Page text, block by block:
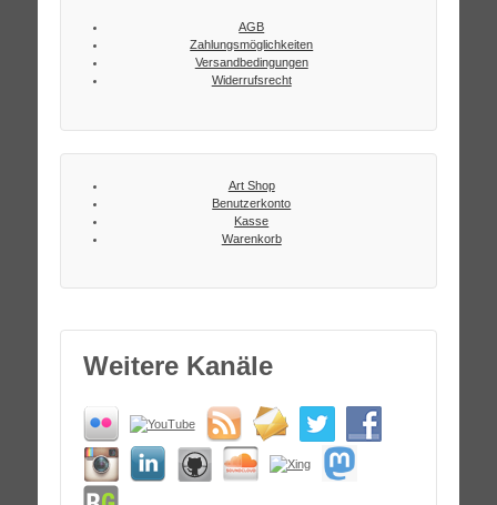
AGB
Zahlungsmöglichkeiten
Versandbedingungen
Widerrufsrecht
Art Shop
Benutzerkonto
Kasse
Warenkorb
Weitere Kanäle